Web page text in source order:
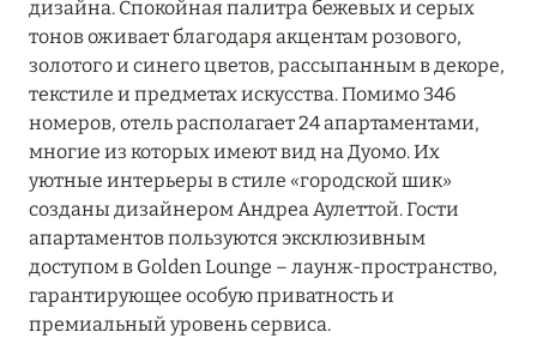
Palazzo Parigi Hotel & Grand Spa
Portrait Milano
Rosa Grand Milano
Starhotels Anderson
Starhotels Business Palace
Starhotels E.c.ho.
Starhotels Grand Milan
дизайна. Спокойная палитра бежевых и серых
тонов оживает благодаря акцентам розового,
золотого и синего цветов, рассыпанным в декоре,
текстиле и предметах искусства. Помимо 346
номеров, отель располагает 24 апартаментами,
многие из которых имеют вид на Дуомо. Их
уютные интерьеры в стиле «городской шик»
созданы дизайнером Андреа Аулеттой. Гости
апартаментов пользуются эксклюзивным
доступом в Golden Lounge – лаунж-пространство,
гарантирующее особую приватность и
премиальный уровень сервиса.